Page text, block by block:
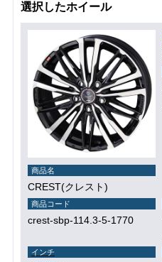
選択したホイール
商品名
CREST(クレスト)
商品コード
crest-sbp-114.3-5-1770
インチ